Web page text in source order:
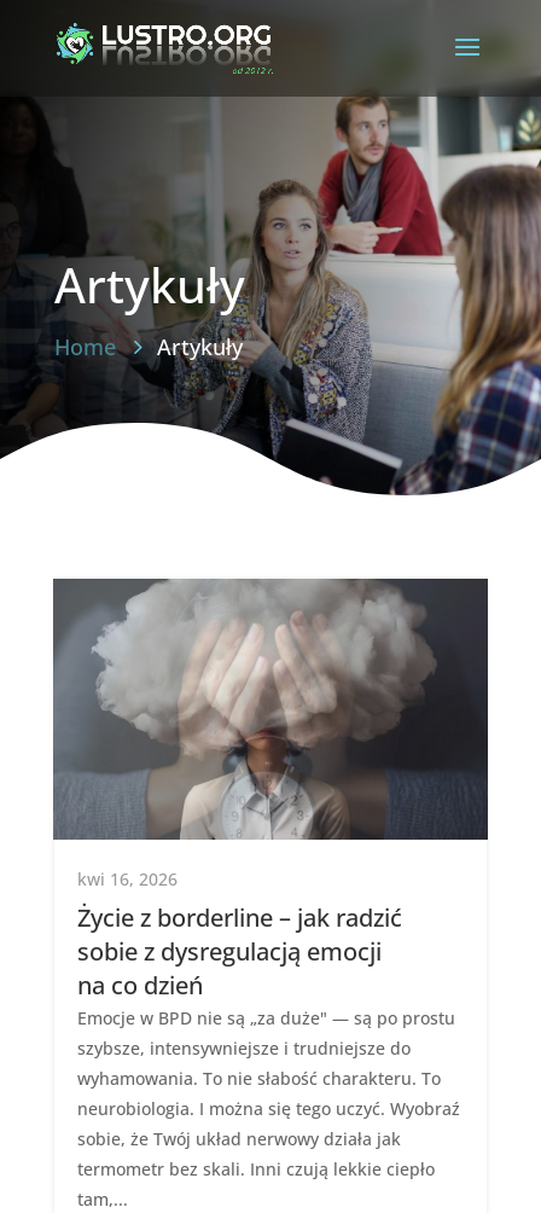
Artykuły
Home Artykuły
Życie z borderline – jak radzić
sobie z dysregulacją emocji
na co dzień
kwi 16, 2026
Emocje w BPD nie są „za duże" — są po prostu
szybsze, intensywniejsze i trudniejsze do
wyhamowania. To nie słabość charakteru. To
neurobiologia. I można się tego uczyć. Wyobraź
sobie, że Twój układ nerwowy działa jak
termometr bez skali. Inni czują lekkie ciepło
tam,...